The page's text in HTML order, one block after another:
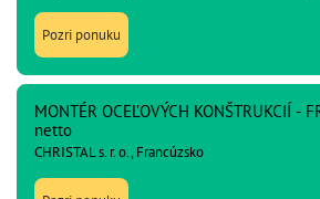
Pozri ponuku
MONTÉR OCEĽOVÝCH KONŠTRUKCIÍ -
netto
CHRISTAL s. r. o., Francúzsko